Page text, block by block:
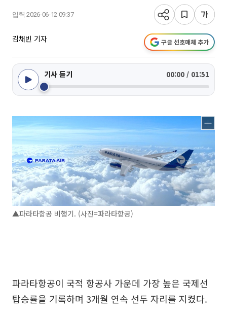
입력 2026-06-12 09:37
김채빈 기자 구글 선호매체 추가
기사 듣기 00:00 / 01:51
▲파라타항공 비행기. (사진=파라타항공)
파라타항공이 국적 항공사 가운데 가장 높은 국제선
탑승률을 기록하며 3개월 연속 선두 자리를 지켰다.